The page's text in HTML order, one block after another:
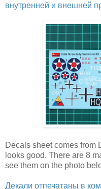
внутренней и внешней
Decals sheet comes from
looks good. There are 8
see them on the photo
Декали отпечатаны в